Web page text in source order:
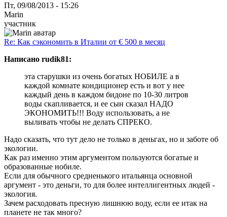
Пт, 09/08/2013 - 15:26
Marin
участник
Re: Как сэкономить в Италии от € 500 в месяц
Написано rudik81:
эта старушки из очень богатых НОБИЛЕ а в
каждой комнате кондиционер есть и вот у нее
каждый день в каждом бидоне по 10-30 литров
воды скапливается, и ее сын сказал НАДО
ЭКОНОМИТЬ!!! Воду использовать, а не
выливать чтобы не делать СПРЕКО.
Надо сказать, что тут дело не только в деньгах, но и заботе об
экологии.
Как раз именно этим аргументом пользуются богатые и
образованные нобиле.
Если для обычного средненького итальянца основной
аргумент - это деньги, то для более интеллигентных людей -
экология.
Зачем расходовать пресную лишнюю воду, если ее итак на
планете не так много?